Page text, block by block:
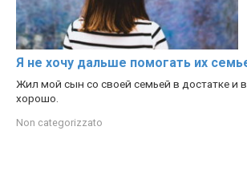
Я не хочу дальше помогать их
Жил мой сын со своей семьей в достатке и
хорошо.
Non categorizzato